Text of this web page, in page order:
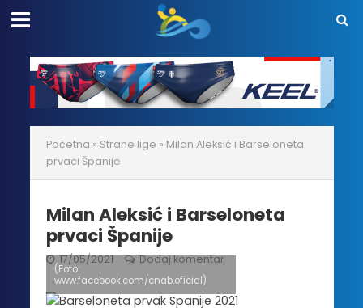
Početna » Strane lige » Milan Aleksić i Barseloneta
prvaci Španije
Milan Aleksić i Barseloneta
prvaci Španije
17/05/2021 Dodaj komentar
(Foto:
www.facebook.com/cnab.oficial)